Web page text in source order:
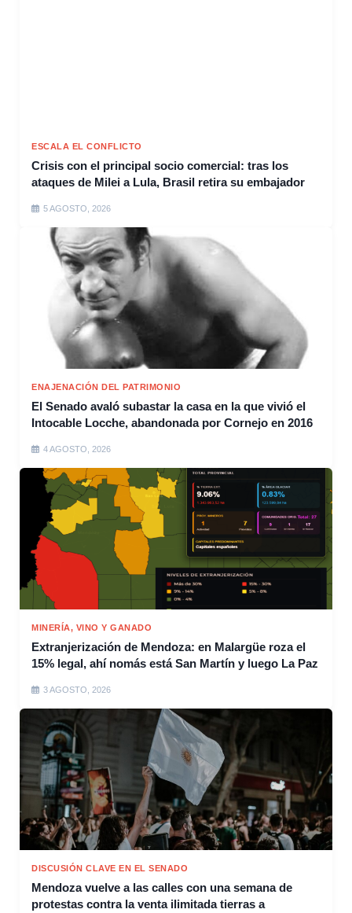
ESCALA EL CONFLICTO
Crisis con el principal socio comercial: tras los
ataques de Milei a Lula, Brasil retira su embajador
5 AGOSTO, 2026
ENAJENACIÓN DEL PATRIMONIO
El Senado avaló subastar la casa en la que vivió el
Intocable Locche, abandonada por Cornejo en 2016
4 AGOSTO, 2026
MINERÍA, VINO Y GANADO
Extranjerización de Mendoza: en Malargüe roza el
15% legal, ahí nomás está San Martín y luego La Paz
3 AGOSTO, 2026
DISCUSIÓN CLAVE EN EL SENADO
Mendoza vuelve a las calles con una semana de
protestas contra la venta ilimitada tierras a